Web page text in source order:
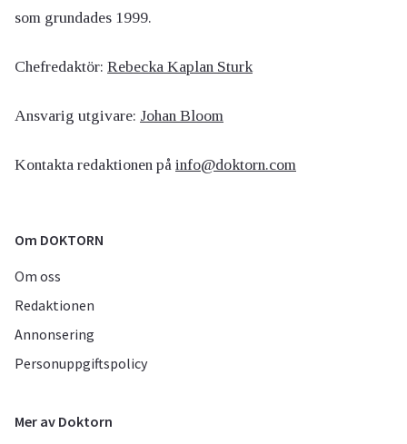
som grundades 1999.
Chefredaktör: Rebecka Kaplan Sturk
Ansvarig utgivare: Johan Bloom
Kontakta redaktionen på info@doktorn.com
Om DOKTORN
Om oss
Redaktionen
Annonsering
Personuppgiftspolicy
Mer av Doktorn